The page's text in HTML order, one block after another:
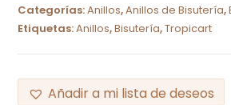
Categorías:Anillos,Anillos de Bisutería,
Etiquetas:Anillos,Bisutería,Tropicart
Añadir a mi lista de deseos